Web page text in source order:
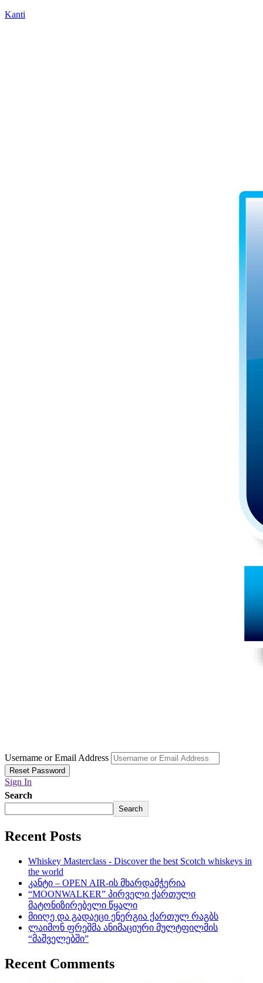
Kanti
Username or Email Address
Reset Password
Sign In
Search
Search
Recent Posts
Whiskey Masterclass - Discover the best Scotch whiskeys in
the world
კანტი – OPEN AIR-ის მხარდამჭერია
“MOONWALKER” პირველი ქართული
მატონიზირებელი წყალი
მიიღე და გადაეცი ენერგია ქართულ რაგბს
ლაიმონ ფრეშმა ანიმაციური მულტფილმის
“მაშველებში”
Recent Comments